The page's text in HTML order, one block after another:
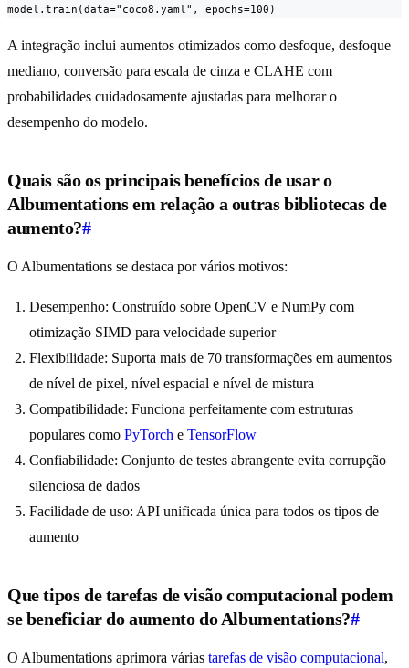
model.train(data="coco8.yaml", epochs=100)
A integração inclui aumentos otimizados como desfoque, desfoque
mediano, conversão para escala de cinza e CLAHE com
probabilidades cuidadosamente ajustadas para melhorar o
desempenho do modelo.
Quais são os principais benefícios de usar o
Albumentations em relação a outras bibliotecas de
aumento?#
O Albumentations se destaca por vários motivos:
Desempenho: Construído sobre OpenCV e NumPy com
otimização SIMD para velocidade superior
Flexibilidade: Suporta mais de 70 transformações em aumentos
de nível de pixel, nível espacial e nível de mistura
Compatibilidade: Funciona perfeitamente com estruturas
populares como PyTorch e TensorFlow
Confiabilidade: Conjunto de testes abrangente evita corrupção
silenciosa de dados
Facilidade de uso: API unificada única para todos os tipos de
aumento
Que tipos de tarefas de visão computacional podem
se beneficiar do aumento do Albumentations?#
O Albumentations aprimora várias tarefas de visão computacional,